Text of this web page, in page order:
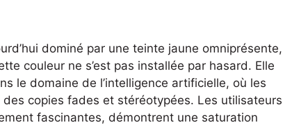
dominé par une teinte jaune omniprésente,
couleur ne s’est pas installée par hasard. Elle
le domaine de l’intelligence artificielle, où les
copies fades et stéréotypées. Les utilisateurs
fascinantes, démontrent une saturation